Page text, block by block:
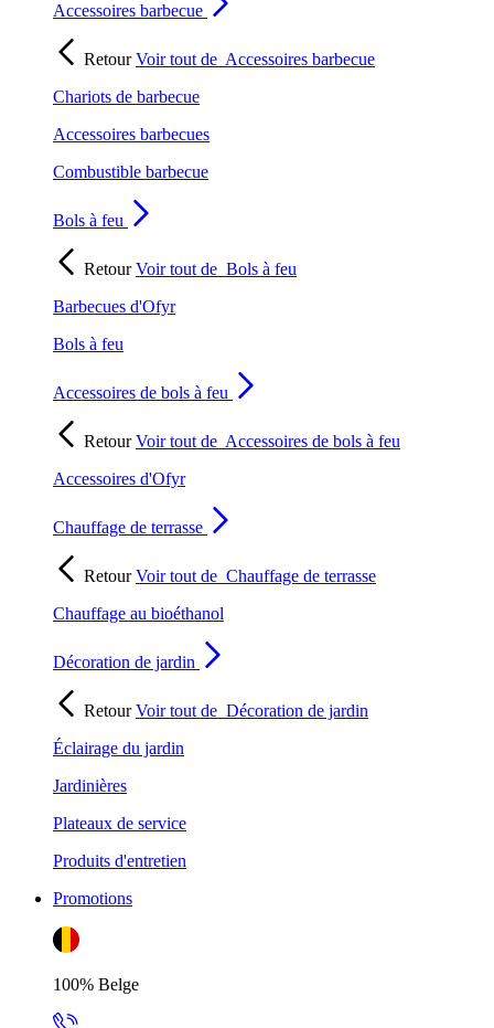
Accessoires barbecue
RetourVoir tout de Accessoires barbecue
Chariots de barbecue
Accessoires barbecues
Combustible barbecue
Bols à feu
RetourVoir tout de Bols à feu
Barbecues d'Ofyr
Bols à feu
Accessoires de bols à feu
RetourVoir tout de Accessoires de bols à feu
Accessoires d'Ofyr
Chauffage de terrasse
RetourVoir tout de Chauffage de terrasse
Chauffage au bioéthanol
Décoration de jardin
RetourVoir tout de Décoration de jardin
Éclairage du jardin
Jardinières
Plateaux de service
Produits d'entretien
Promotions
100% Belge